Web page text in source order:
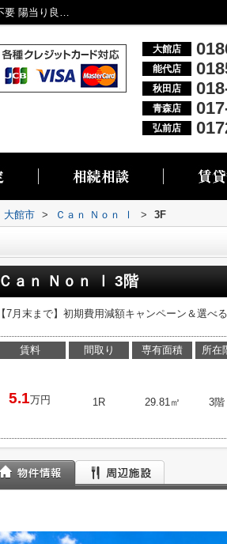
Ｃａｎ Ｎｏｎ Ⅰ3F｜システムキッチン 礼金不要 陽当り良好 ペット相談 オール電化｜大館市・能代市・秋田市・青森市・弘前市の不動産情報なら株式会社リブエス
大館店
能代店
秋田店
青森店
弘前店
大館市 > Ｃａｎ Ｎｏｎ Ⅰ > 3F
Ｃａｎ Ｎｏｎ Ⅰ 3階
【7月末まで】初期費用減額キャンペーン＆選べ
賃料
5.1万円
間取り
1R
専有面積
29.81㎡
所在
3階